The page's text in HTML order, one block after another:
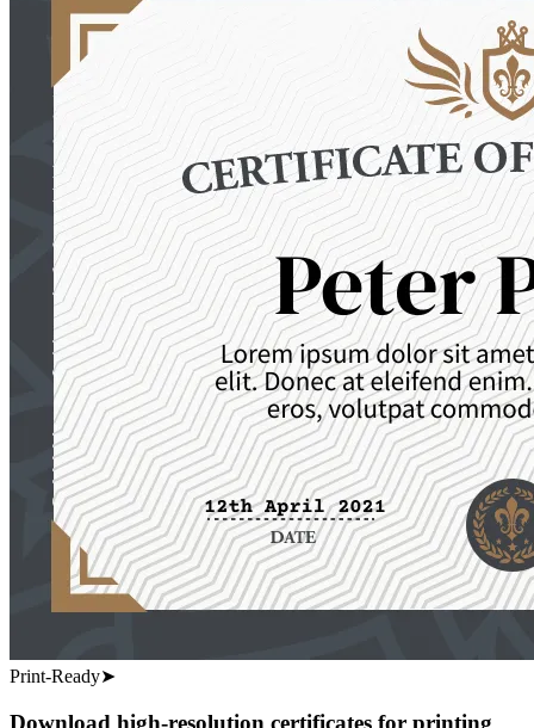
Print-Ready➤
Download high-resolution certificates for printing